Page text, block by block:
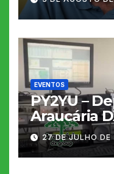
EVENTOS
PY2YU –
Araucária
27 DE JULHO